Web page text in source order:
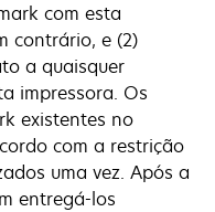
com esta
contrário, e (2)
a quaisquer
impressora. Os
existentes no
com a restrição
uma vez. Após a
entregá-los